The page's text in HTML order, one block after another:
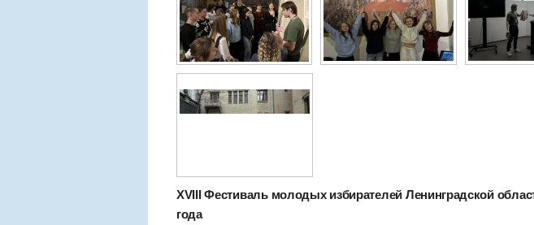
XVIII Фестиваль молодых избирателей Ленинградской
года